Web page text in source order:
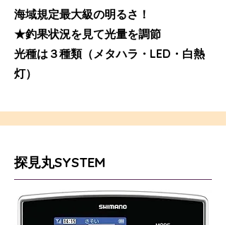
海域規定最大級の明るさ！
★釣果状況を見て光量を調節
​光種は３種類（メタハラ・LED・白熱
灯）
探見丸SYSTEM